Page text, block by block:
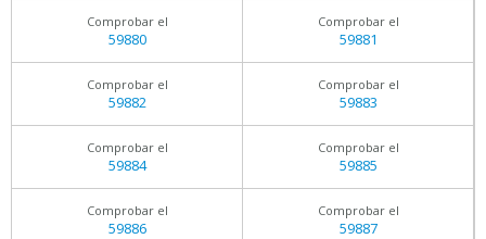
Comprobar el
59880
Comprobar el
59881
Comprobar el
59882
Comprobar el
59883
Comprobar el
59884
Comprobar el
59885
Comprobar el
59886
Comprobar el
59887